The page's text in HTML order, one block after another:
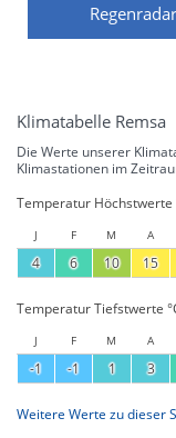
Regenradar
Klimatabelle Remsa
Die Werte unserer
Klimastationen im
Temperatur Höchstwerte
J F M A
4 6 10 15
Temperatur Tiefstwerte
J F M A
-1 -1 1 3
Weitere Werte zu dieser